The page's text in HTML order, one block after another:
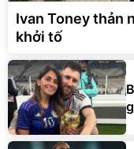
Ivan Toney thản
khởi tố